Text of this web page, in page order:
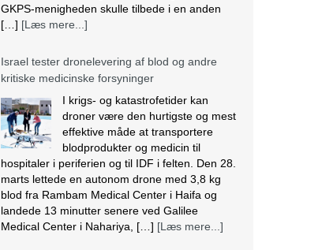
GKPS-menigheden skulle tilbede i en anden
[…] [Læs mere...]
Israel tester dronelevering af blod og andre
kritiske medicinske forsyninger
I krigs- og katastrofetider kan
droner være den hurtigste og mest
effektive måde at transportere
blodprodukter og medicin til
hospitaler i periferien og til IDF i felten. Den 28.
marts lettede en autonom drone med 3,8 kg
blod fra Rambam Medical Center i Haifa og
landede 13 minutter senere ved Galilee
Medical Center i Nahariya, […] [Læs mere...]